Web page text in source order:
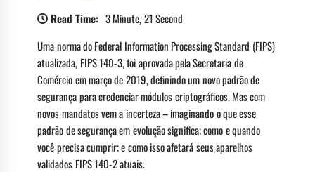
Read Time: 3 Minute, 21 Second
Uma norma do Federal Information Processing Standard (FIPS)
atualizada, FIPS 140-3, foi aprovada pela Secretaria de
Comércio em março de 2019, definindo um novo padrão de
segurança para credenciar módulos criptográficos. Mas com
novos mandatos vem a incerteza – imaginando o que esse
padrão de segurança em evolução significa; como e quando
você precisa cumprir; e como isso afetará seus aparelhos
validados FIPS 140-2 atuais.